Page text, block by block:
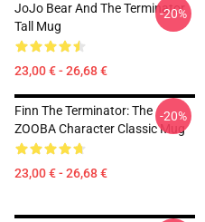
JoJo Bear And The Terminator
Tall Mug
23,00 € - 26,68 €
-20%
Finn The Terminator: The
ZOOBA Character Classic Mug
23,00 € - 26,68 €
-20%